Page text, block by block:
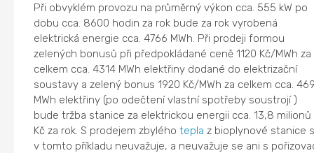
Při obvyklém provozu na průměrný výkon cca. 555 kW po
dobu cca. 8600 hodin za rok bude za rok vyrobená
elektrická energie cca. 4766 MWh. Při prodeji formou
zelených bonusů při předpokládané ceně 1120 Kč/MWh za
celkem cca. 4314 MWh elektřiny dodané do elektrizační
soustavy a zelený bonus 1920 Kč/MWh za celkem cca.
MWh elektřiny (po odečtení vlastní spotřeby soustrojí )
bude tržba stanice za elektrickou energii cca. 13,8 milionů
Kč za rok. S prodejem zbyléhotepla z bioplynové stanice
v tomto příkladu neuvažuje, a neuvažuje se ani s